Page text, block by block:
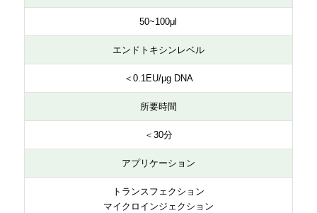
50~100μl
エンドトキシンレベル
＜0.1EU/μg DNA
所要時間
＜30分
アプリケーション
トランスフェクション
マイクロインジェクション